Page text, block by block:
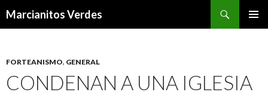
Marcianitos Verdes
FORTEANISMO, GENERAL
CONDENAN A UNA IGLESIA